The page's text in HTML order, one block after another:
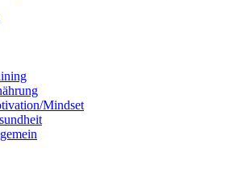
Mindset